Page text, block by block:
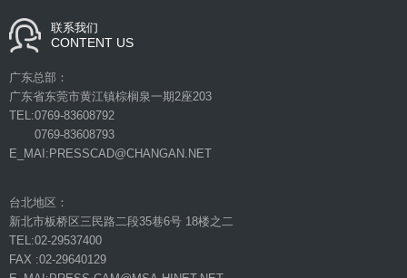
联系我们
CONTENT US
广东总部：
广东省东莞市黄江镇棕榈泉一期2座203
TEL:0769-83608792
0769-83608793
E_MAI:PRESSCAD@CHANGAN.NET
台北地区：
新北市板桥区三民路二段35巷6号 18楼之二
TEL:02-29537400
FAX :02-29640129